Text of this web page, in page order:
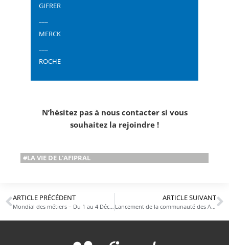
GIFRER
MERCK
ROCHE
N’hésitez pas à nous contacter si vous
souhaitez la rejoindre !
#LA VIE DE L'AFIPRAL
ARTICLE PRÉCÉDENT
Mondial des métiers – Du 1 au 4 Décembre 2022
ARTICLE SUIVANT
Lancement de la communauté des Ambassadeurs Métiers des Industries de Santé